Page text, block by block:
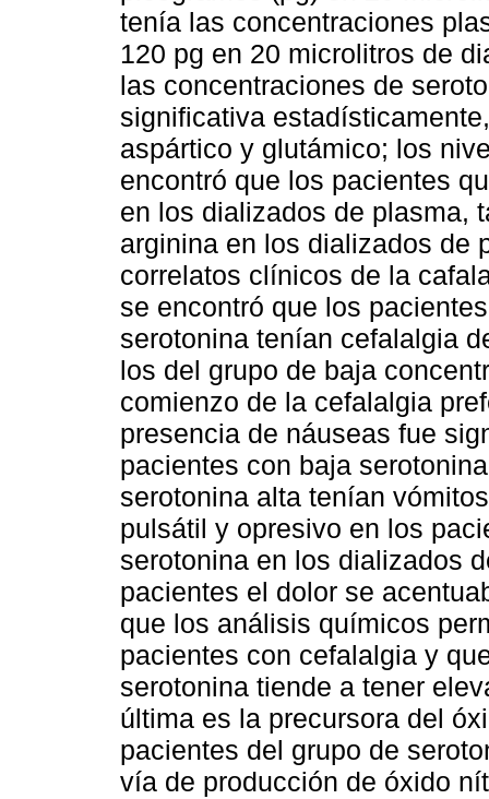
tenía las concentraciones
120 pg en 20 microlitros de
las concentraciones de
significativa
aspártico y glutámico; los
encontró que los pacientes
en los dializados de plasma,
arginina en los dializados de
correlatos clínicos de la
se encontró que los
serotonina tenían cefalalgia
los del grupo de baja
comienzo de la cefalalgia
presencia de náuseas fue
pacientes con baja
serotonina alta tenían
pulsátil y opresivo en los
serotonina en los dializados
pacientes el dolor se
que los análisis químicos
pacientes con cefalalgia y
serotonina tiende a tener
última es la precursora del
pacientes del grupo de
vía de producción de óxido